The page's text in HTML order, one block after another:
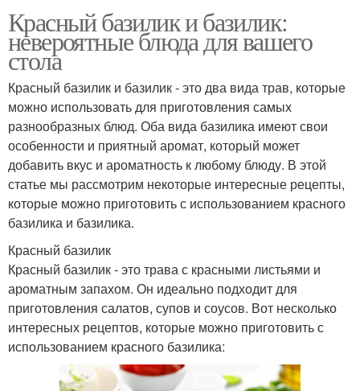
Красный базилик и базилик:
невероятные блюда для вашего
стола
Красный базилик и базилик - это два вида трав, которые
можно использовать для приготовления самых
разнообразных блюд. Оба вида базилика имеют свои
особенности и приятный аромат, который может
добавить вкус и ароматность к любому блюду. В этой
статье мы рассмотрим некоторые интересные рецепты,
которые можно приготовить с использованием красного
базилика и базилика.
Красный базилик
Красный базилик - это трава с красными листьями и
ароматным запахом. Он идеально подходит для
приготовления салатов, супов и соусов. Вот несколько
интересных рецептов, которые можно приготовить с
использованием красного базилика: